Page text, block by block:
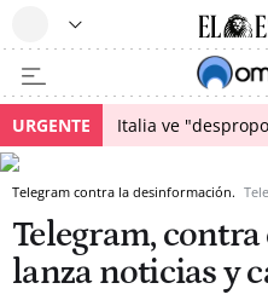
URGENTE Italia ve
Telegram contra la desinformación.
Telegram,
lanza noticias y